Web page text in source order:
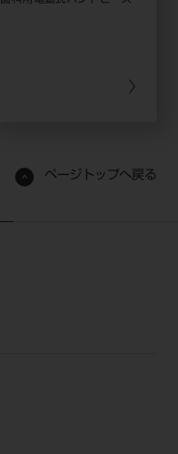
ページトップへ戻る